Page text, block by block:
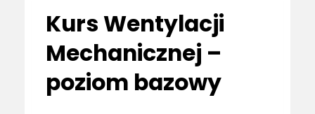
Kurs Wentylacji
Mechanicznej –
poziom bazowy